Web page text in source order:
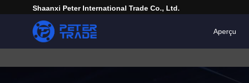
Shaanxi Peter International Trade Co., Ltd.
Aperçu